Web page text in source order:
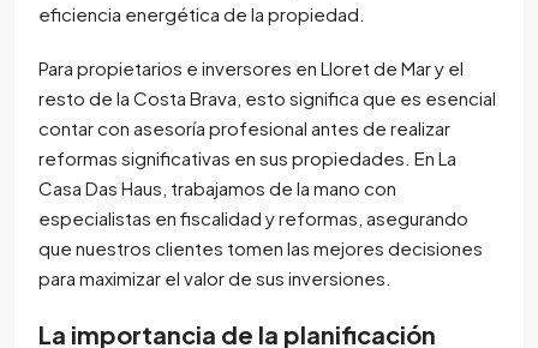
eficiencia energética de la propiedad.
Para propietarios e inversores en Lloret de Mar y el
resto de la Costa Brava, esto significa que es esencial
contar con asesoría profesional antes de realizar
reformas significativas en sus propiedades. En La
Casa Das Haus, trabajamos de la mano con
especialistas en fiscalidad y reformas, asegurando
que nuestros clientes tomen las mejores decisiones
para maximizar el valor de sus inversiones.
La importancia de la planificación